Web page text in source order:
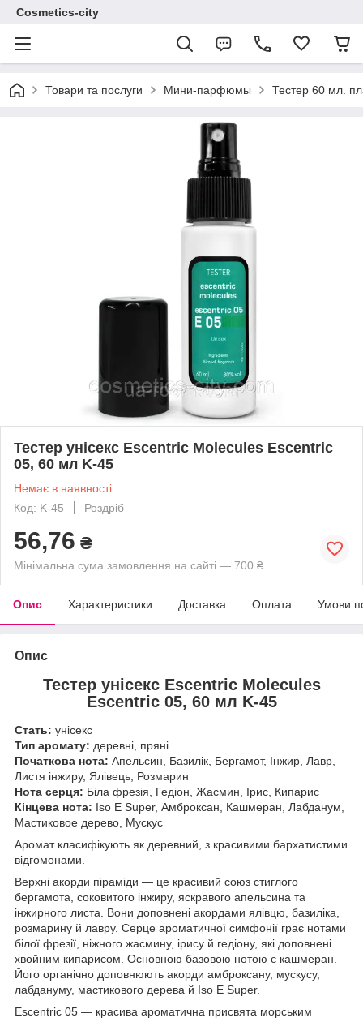
Cosmetics-city
Товари та послуги Мини-парфюмы Тестер 60 мл.
Тестер унісекс Escentric Molecules Escentric
05, 60 мл K-45
Немає в наявності
Код: K-45
Роздріб
56,76 ₴
Мінімальна сума замовлення на сайті — 700 ₴
Опис Характеристики Доставка Оплата Умови
Опис
Тестер унісекс Escentric Molecules
Escentric 05, 60 мл K-45
Стать: унісекс
Тип аромату: деревні, пряні
Початкова нота: Апельсин, Базилік, Бергамот, Інжир, Лавр,
Листя інжиру, Ялівець, Розмарин
Нота серця: Біла фрезія, Гедіон, Жасмин, Ірис, Кипарис
Кінцева нота: Iso E Super, Амброксан, Кашмеран, Лабданум,
Мастиковое дерево, Мускус
Аромат класифікують як деревний, з красивими бархатистими
відгомонами.
Верхні акорди піраміди — це красивий союз стиглого
бергамота, соковитого інжиру, яскравого апельсина та
інжирного листа. Вони доповнені акордами ялівцю, базиліка,
розмарину й лавру. Серце ароматичної симфонії грає нотами
білої фрезії, ніжного жасмину, ірису й гедіону, які доповнені
хвойним кипарисом. Основною базовою нотою є кашмеран.
Його органічно доповнюють акорди амброксану, мускусу,
лабдануму, мастикового дерева й Iso E Super.
Escentric 05 — красива ароматична присвята морським